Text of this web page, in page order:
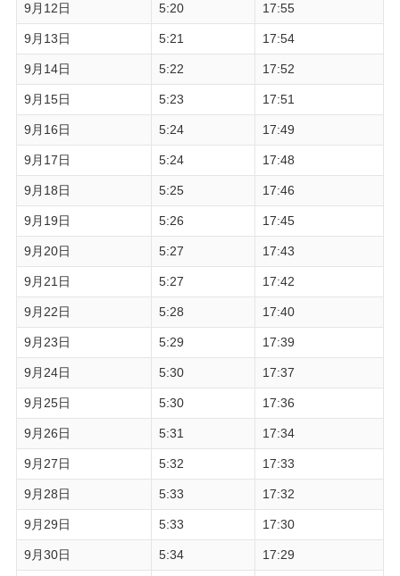
9月12日 5:20 17:55
9月13日 5:21 17:54
9月14日 5:22 17:52
9月15日 5:23 17:51
9月16日 5:24 17:49
9月17日 5:24 17:48
9月18日 5:25 17:46
9月19日 5:26 17:45
9月20日 5:27 17:43
9月21日 5:27 17:42
9月22日 5:28 17:40
9月23日 5:29 17:39
9月24日 5:30 17:37
9月25日 5:30 17:36
9月26日 5:31 17:34
9月27日 5:32 17:33
9月28日 5:33 17:32
9月29日 5:33 17:30
9月30日 5:34 17:29